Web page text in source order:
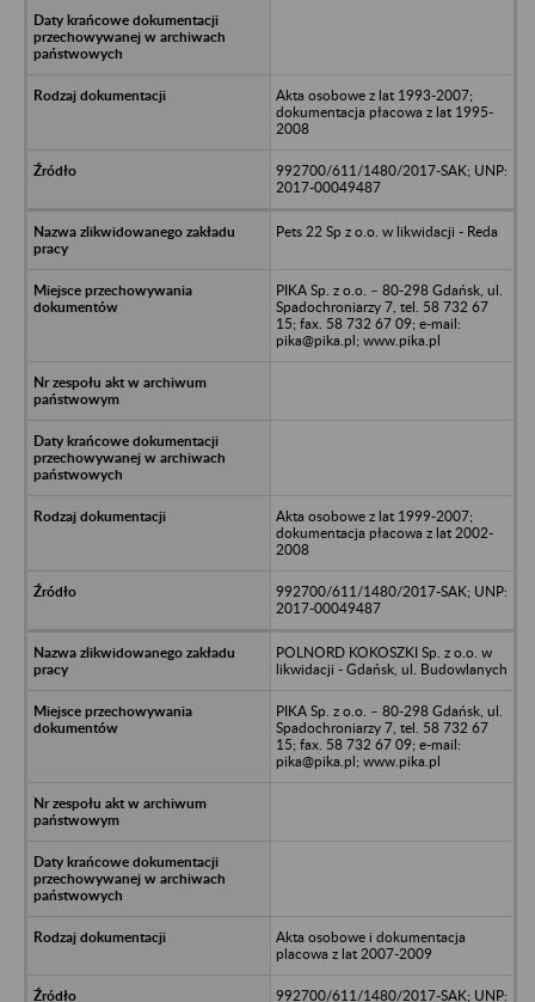
Akta osobowe z lat 1993-2007;
dokumentacja płacowa z lat 1995-
2008
992700/611/1480/2017-SAK; UNP:
2017-00049487
Pets 22 Sp z o.o. w likwidacji - Reda
PIKA Sp. z o.o. – 80-298 Gdańsk, ul.
Spadochroniarzy 7, tel. 58 732 67
15; fax. 58 732 67 09; e-mail:
pika@pika.pl; www.pika.pl
Akta osobowe z lat 1999-2007;
dokumentacja płacowa z lat 2002-
2008
992700/611/1480/2017-SAK; UNP:
2017-00049487
POLNORD KOKOSZKI Sp. z o.o. w
likwidacji - Gdańsk, ul. Budowlanych
PIKA Sp. z o.o. – 80-298 Gdańsk, ul.
Spadochroniarzy 7, tel. 58 732 67
15; fax. 58 732 67 09; e-mail:
pika@pika.pl; www.pika.pl
Akta osobowe i dokumentacja
placowa z lat 2007-2009
992700/611/1480/2017-SAK; UNP: